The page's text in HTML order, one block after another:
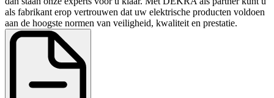
als fabrikant erop vertrouwen dat uw elektrische producten voldoen
aan de hoogste normen van veiligheid, kwaliteit en prestatie.